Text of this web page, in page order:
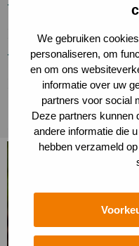
We gebruiken
personaliseren, om
en om ons
informatie over uw
partners voor social
Deze partners kunnen
andere informatie die
hebben verzameld
Tuintip Oktober - Zaden
Tuintip November - De
December - Bomen
meer